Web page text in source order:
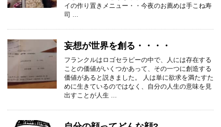
イの作り置きメニュー・・今夜のお薦めは手こね寿
司 ...
妄想が世界を創る・・・・
フランクルはロゴセラピーの中で、人には存在する
ことの価値がいくつかあって、その一つに創造する
価値があると説きました。 人は単に欲求を満たすた
めに生きているのではなく、自分の人生の意味を見
出すことが人生 ...